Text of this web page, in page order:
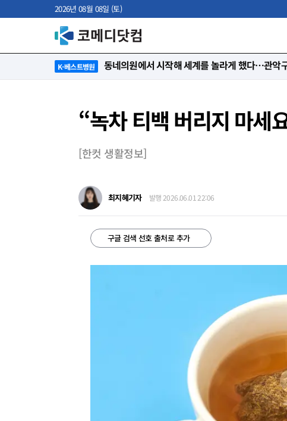
2026년 08월 08일 (토)
K-베스트병원 “절대 먼저 말하지 않아요. 대신 먼저 듣습니다”
“녹차 티백 버리지 마세
[한컷 생활정보]
최지혜기자 발행 2026.06.01 22:06
구글 검색 선호 출처로 추가